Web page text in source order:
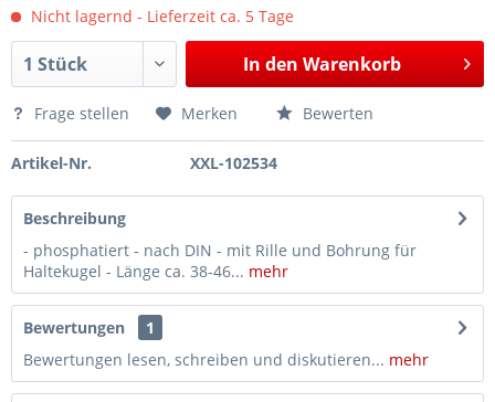
Nicht lagernd - Lieferzeit ca. 5 Tage
In den Warenkorb
Frage stellen Merken Bewerten
Artikel-Nr. XXL-102534
Beschreibung
- phosphatiert - nach DIN - mit Rille und Bohrung für
Haltekugel - Länge ca. 38-46... mehr
Bewertungen
1
Bewertungen lesen, schreiben und diskutieren... mehr